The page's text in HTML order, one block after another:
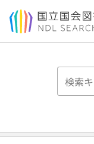
本文へ移動